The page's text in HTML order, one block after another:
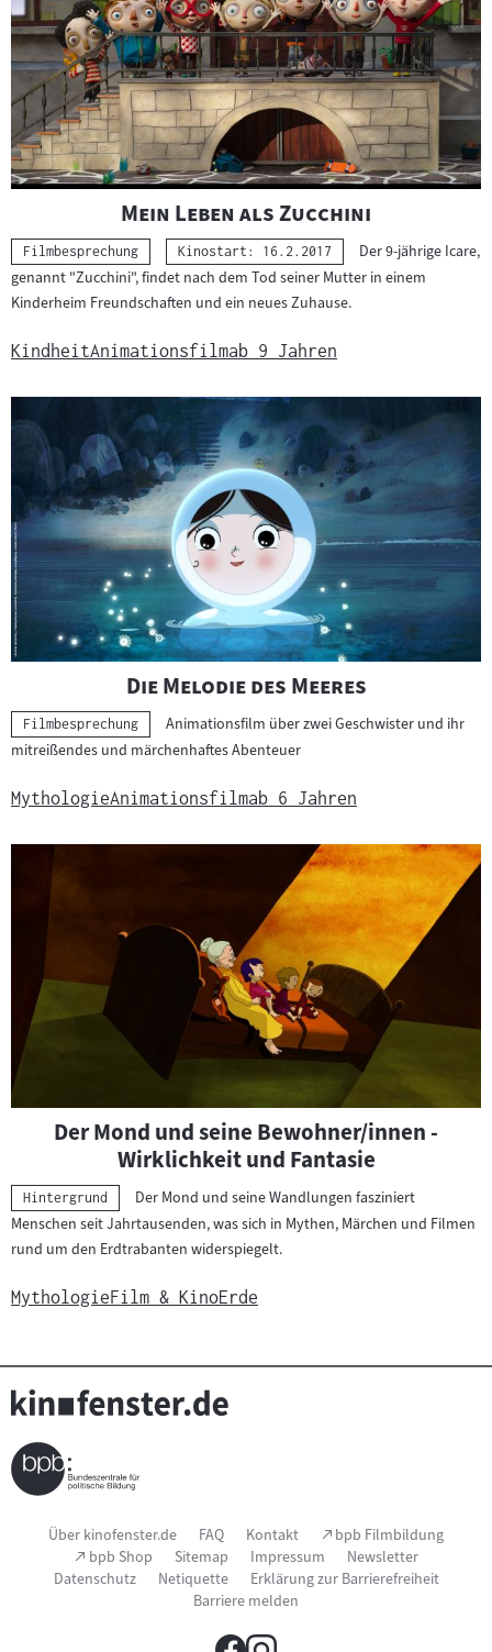
"
Mein Leben als Zucchini
Kategorie:
Filmbesprechung Kinostart: 16.2.2017
Der 9-jährige Icare,
genannt "Zucchini", findet nach dem Tod seiner Mutter in einem
Kinderheim Freundschaften und ein neues Zuhause.
KindheitAnimationsfilmab 9 Jahren
"
Die Melodie des Meeres"
Kategorie:
Filmbesprechung
Animationsfilm über zwei Geschwister und ihr
mitreißendes und märchenhaftes Abenteuer
MythologieAnimationsfilmab 6 Jahren
Der Mond und seine Bewohner/innen -
Wirklichkeit und Fantasie
Kategorie:
Hintergrund
Der Mond und seine Wandlungen fasziniert
Menschen seit Jahrtausenden, was sich in Mythen, Märchen und Filmen
rund um den Erdtrabanten widerspiegelt.
MythologieFilm & KinoErde
Seitenfußnavigation
Über kinofenster.de FAQ Kontakt (Link
öffnet
im
neuen
bpb Filmbildung
(Link
öffnet
im
bpb Shop Sitemap Impressum
Newsletter
Datenschutz
Netiquette
Erklärung zur Barrierefreiheit
Barriere melden